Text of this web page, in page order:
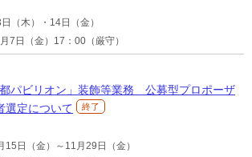
（木）・14日（金）
7日（金）17：00（厳守）
パビリオン」装飾等業務 公募型プロポーザ
選定について
終了
日（金）～11月29日（金）